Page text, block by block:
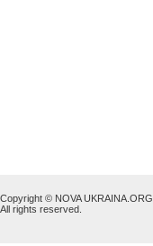
Copyright © NOVA UKRAINA.ORG
All rights reserved.